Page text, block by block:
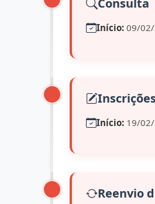
Consulta
Início: 09/
Início: 19/
Reenvio